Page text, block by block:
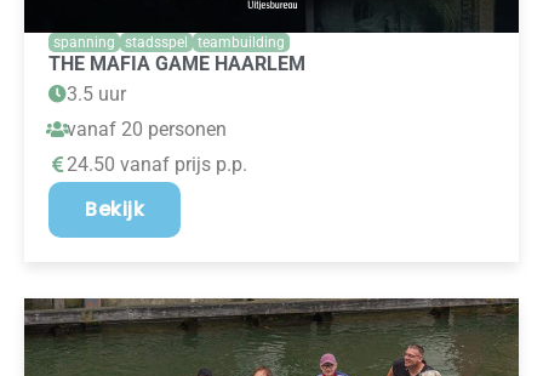
spanning stadsspel teambuilding
THE MAFIA GAME HAARLEM
3.5 uur
vanaf 20 personen
24.50 vanaf prijs p.p.
Bekijk